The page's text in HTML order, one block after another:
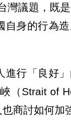
灣議題，既
身的行為
行「良好
（Strait of
商討如何加